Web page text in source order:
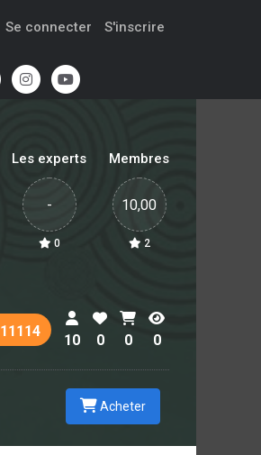
Se connecter S'inscrire
Les experts
-
0
Membres
10,00
2
11114
10 0 0 0
Acheter